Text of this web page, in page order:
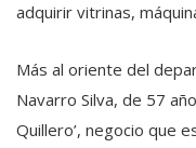
adquirir vitrinas,
Más al oriente del
Navarro Silva, de 57
Quillero’, negocio que